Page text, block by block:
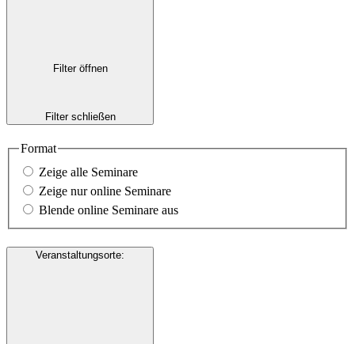
Filter öffnen
Filter schließen
Format
Zeige alle Seminare
Zeige nur online Seminare
Blende online Seminare aus
Veranstaltungsorte: